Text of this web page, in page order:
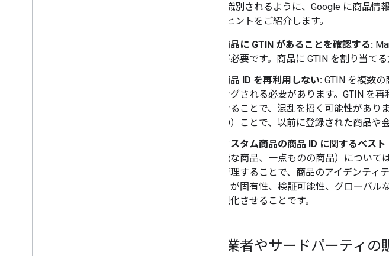
固有に識別されるように、Google に商品
ためのヒントをご紹介します。
商品に GTIN があることを確認する:
が必要です。商品に GTIN を割り当て
商品 ID を再利用しない: GTIN を複数
ングされる必要があります。GTIN を
なることで、混乱を招く可能性があ
ID）ことで、以前に登録された商品や
カスタム商品の商品 ID に関するベス
能な商品、一点ものの商品）につい
管理することで、商品のアイデンテ
ーが固有性、検証可能性、グローバ
現化させることです。
小売業者やサードパーティ